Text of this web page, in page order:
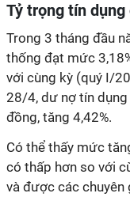
Tỷ trọng tín
Trong 3 tháng đầu
thống đạt mức
với cùng kỳ (quý I/
28/4, dư nợ tín
đồng, tăng 4,42%.
Có thể thấy mức
có thấp hơn so với
và được các chuyên